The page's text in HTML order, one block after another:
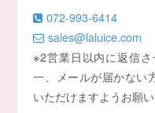
072-993-6414
sales@laluice.com
※2営業日以内に返信
一、メールが届かない
いただけますようお願い